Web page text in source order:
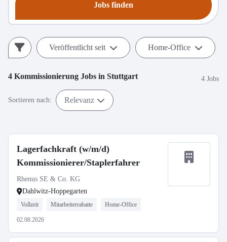
Jobs finden
Veröffentlicht seit Home-Office
4 Kommissionierung Jobs in Stuttgart 4 Jobs
Sortieren nach: Relevanz
Lagerfachkraft (w/m/d)
Kommissionierer/Staplerfahrer
Rhenus SE & Co. KG
Dahlwitz-Hoppegarten
Vollzeit Mitarbeiterrabatte Home-Office
02.08.2026